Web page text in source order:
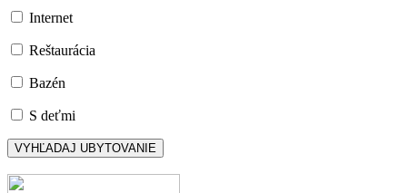
Internet
Reštaurácia
Bazén
S deťmi